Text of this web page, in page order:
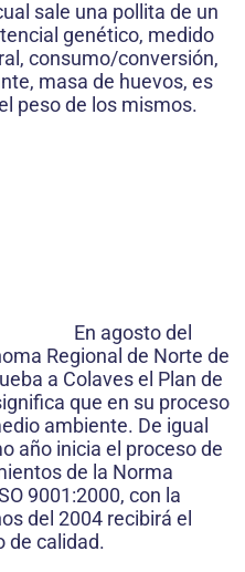
sale una pollita de un
genético, medido
consumo/conversión,
masa de huevos, es
peso de los mismos.
En agosto del
Regional de Norte de
a Colaves el Plan de
que en su proceso
ambiente. De igual
año inicia el proceso de
de la Norma
9001:2000, con la
del 2004 recibirá el
de calidad.